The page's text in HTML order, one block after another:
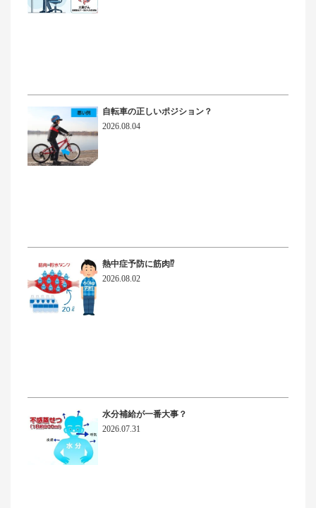
自転車の正しいポジション？
2026.08.04
熱中症予防に筋肉⁉
2026.08.02
水分補給が一番大事？
2026.07.31